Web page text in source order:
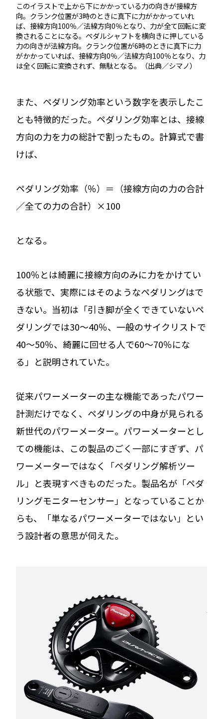
このイラストで上から下にかかっている力の向きが接線方
向。クランク位置が3時のときに真下に力がかかっていれ
ば、接線方向100％／法線方向0％となり、力が全て回転に変
換されることになる。ペダルシャフトを横向きに押している
力の向きが法線方向。クランク位置が6時のときに真下に力
がかかっていれば、接線方向0％／法線方向100％となり、力
は全く回転に変換されず、無駄となる。（出典／シマノ）
また、ペダリング効率という数字を表示したこ
とも特徴的だった。ペダリング効率とは、接線
方向の力を力の総計で割ったもの。計算式で書
けば、
ペダリング効率（％）＝（接線方向の力の合計
／全ての力の合計）×100
となる。
100％とは綺麗に接線方向のみに力をかけてい
る状態で、実際にはそのようなペダリングはで
きない。当初は「引き脚が全くできていないペ
ダリングでは30～40％、一般のサイクリストで
40～50％、綺麗に回せる人で60～70％にな
る」と説明されていた。
従来パワーメーターの主な機能であったパワー
計測だけでなく、ペダリングの中身が見られる
新世代のパワーメーター。パワーメーターとし
ての機能は、この製品のごく一部にすぎず、パ
ワーメーターではなく「ペダリング解析ツー
ル」と表現すべきものだった。製品名が「ペダ
リングモニターセンサー」となっていることか
らも、「単なるパワーメーターではない」とい
う設計者の意思が伺えた。